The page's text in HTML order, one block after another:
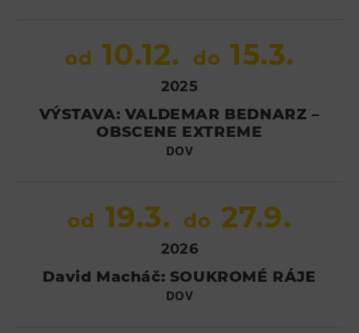
od 10.12. do 15.3.
2025
VÝSTAVA: VALDEMAR BEDNARZ –
OBSCENE EXTREME
DOV
od 19.3. do 27.9.
2026
David Macháč: SOUKROMÉ RÁJE
DOV